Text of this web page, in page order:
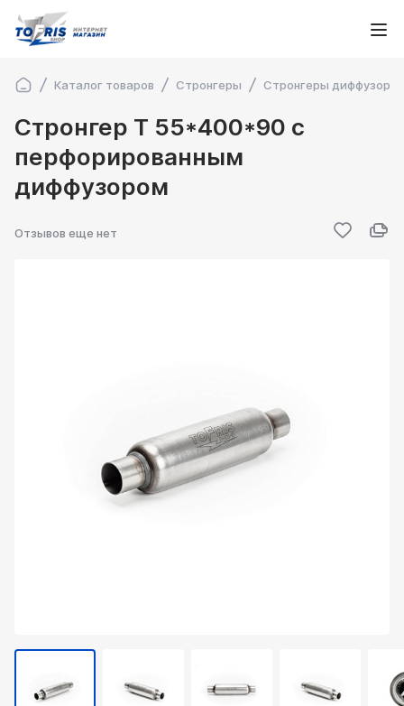
Каталог товаров Стронгеры Стронгеры
Стронгер Т 55*400*90 с
перфорированным
диффузором
Отзывов еще нет